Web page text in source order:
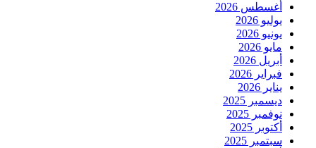
أغسطس 2026
يوليو 2026
يونيو 2026
مايو 2026
أبريل 2026
فبراير 2026
يناير 2026
ديسمبر 2025
نوفمبر 2025
أكتوبر 2025
سبتمبر 2025